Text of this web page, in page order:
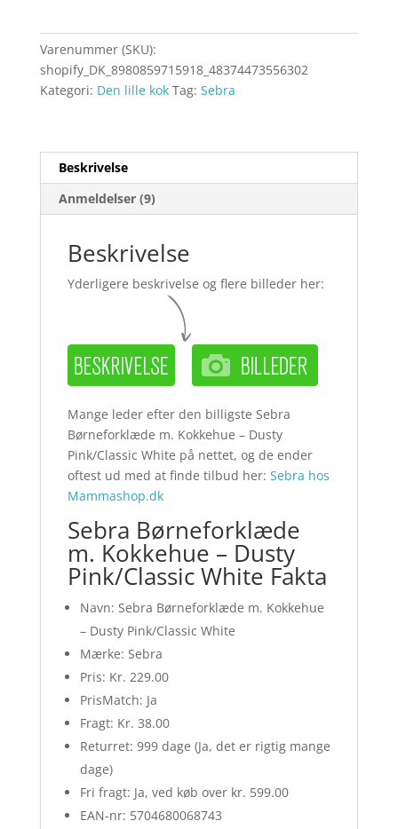
Varenummer (SKU):
shopify_DK_8980859715918_48374473556302
Kategori: Den lille kok Tag: Sebra
Beskrivelse
Anmeldelser (9)
Beskrivelse
Yderligere beskrivelse og flere billeder her:
Mange leder efter den billigste Sebra
Børneforklæde m. Kokkehue – Dusty
Pink/Classic White på nettet, og de ender
oftest ud med at finde tilbud her: Sebra hos
Mammashop.dk
Sebra Børneforklæde
m. Kokkehue – Dusty
Pink/Classic White Fakta
Navn: Sebra Børneforklæde m. Kokkehue
– Dusty Pink/Classic White
Mærke: Sebra
Pris: Kr. 229.00
PrisMatch: Ja
Fragt: Kr. 38.00
Returret: 999 dage (Ja, det er rigtig mange
dage)
Fri fragt: Ja, ved køb over kr. 599.00
EAN-nr: 5704680068743